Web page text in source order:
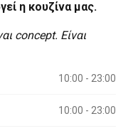
η κουζίνα μας.
concept. Είναι
10:00 - 23:00
10:00 - 23:00